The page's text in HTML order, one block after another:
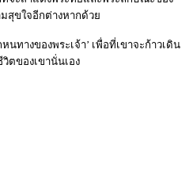
สุขใจอีกต่างหากด้วย
ทางของพระเจ้า’ เพื่อที่เขาจะก้าวเดิน
ตของเขานั่นเอง